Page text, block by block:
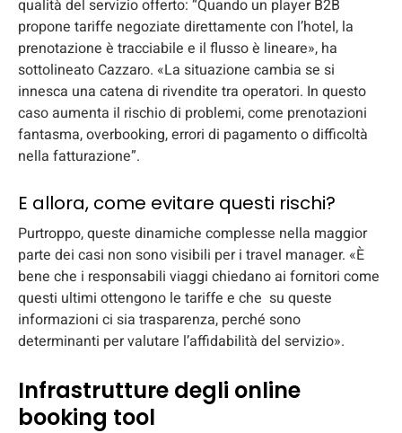
qualità del servizio offerto: “Quando un player B2B
propone tariffe negoziate direttamente con l’hotel, la
prenotazione è tracciabile e il flusso è lineare», ha
sottolineato Cazzaro. «La situazione cambia se si
innesca una catena di rivendite tra operatori. In questo
caso aumenta il rischio di problemi, come prenotazioni
fantasma, overbooking, errori di pagamento o difficoltà
nella fatturazione”.
E allora, come evitare questi rischi?
Purtroppo, queste dinamiche complesse nella maggior
parte dei casi non sono visibili per i travel manager. «È
bene che i responsabili viaggi chiedano ai fornitori come
questi ultimi ottengono le tariffe e che su queste
informazioni ci sia trasparenza, perché sono
determinanti per valutare l’affidabilità del servizio».
Infrastrutture degli online
booking tool